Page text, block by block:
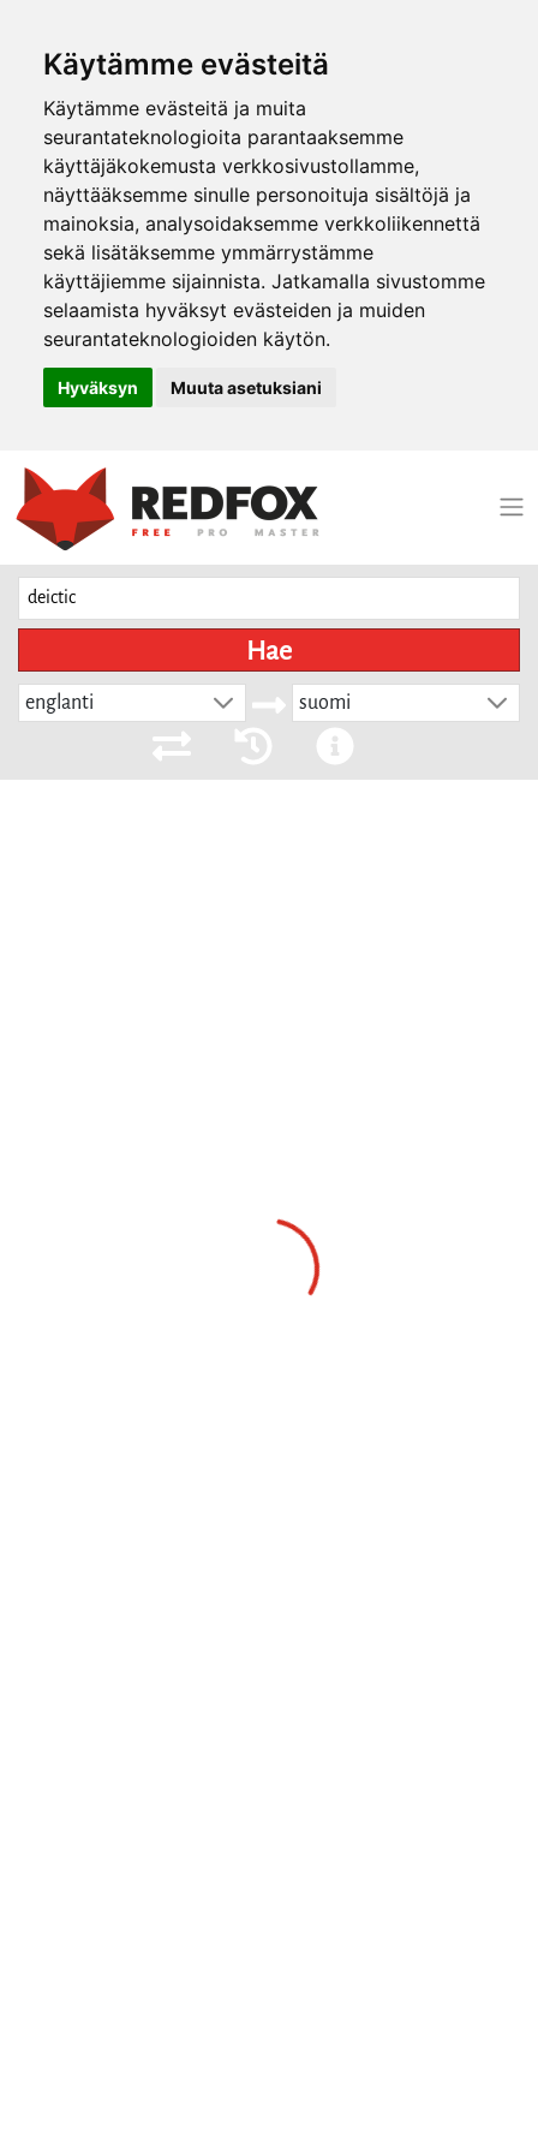
Käytämme evästeitä
Käytämme evästeitä ja muita
seurantateknologioita parantaaksemme
käyttäjäkokemusta verkkosivustollamme,
näyttääksemme sinulle personoituja sisältöjä ja
mainoksia, analysoidaksemme verkkoliikennettä
sekä lisätäksemme ymmärrystämme
käyttäjiemme sijainnista. Jatkamalla sivustomme
selaamista hyväksyt evästeiden ja muiden
seurantateknologioiden käytön.
Hyväksyn Muuta asetuksiani
Hae
englanti suomi